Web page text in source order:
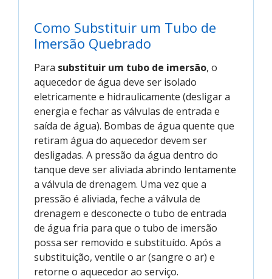
Como Substituir um Tubo de
Imersão Quebrado
Para substituir um tubo de imersão, o
aquecedor de água deve ser isolado
eletricamente e hidraulicamente (desligar a
energia e fechar as válvulas de entrada e
saída de água). Bombas de água quente que
retiram água do aquecedor devem ser
desligadas. A pressão da água dentro do
tanque deve ser aliviada abrindo lentamente
a válvula de drenagem. Uma vez que a
pressão é aliviada, feche a válvula de
drenagem e desconecte o tubo de entrada
de água fria para que o tubo de imersão
possa ser removido e substituído. Após a
substituição, ventile o ar (sangre o ar) e
retorne o aquecedor ao serviço.